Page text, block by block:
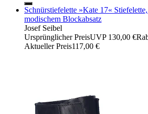
Schnürstiefelette »Kate 17«
modischem Blockabsatz
Josef Seibel
Ursprünglicher PreisUVP 130,00 €
Aktueller Preis117,00 €